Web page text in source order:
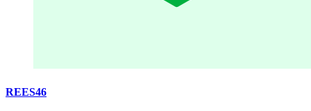
REES46